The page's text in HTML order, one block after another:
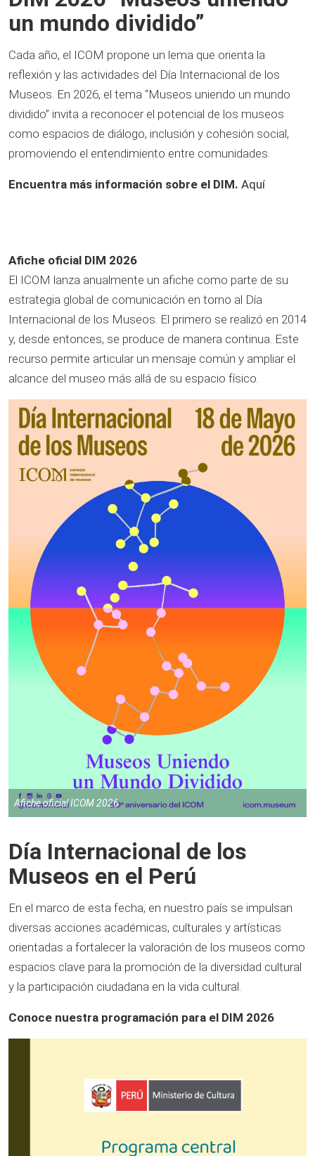
un mundo dividido”
Cada año, el ICOM propone un lema que orienta la
reflexión y las actividades del Día Internacional de los
Museos. En 2026, el tema “Museos uniendo un mundo
dividido” invita a reconocer el potencial de los museos
como espacios de diálogo, inclusión y cohesión social,
promoviendo el entendimiento entre comunidades.
Encuentra más información sobre el DIM. Aquí
Afiche oficial DIM 2026
El ICOM lanza anualmente un afiche como parte de su
estrategia global de comunicación en torno al Día
Internacional de los Museos. El primero se realizó en 2014
y, desde entonces, se produce de manera continua. Este
recurso permite articular un mensaje común y ampliar el
alcance del museo más allá de su espacio físico.
Afiche oficial ICOM 2026
Día Internacional de los
Museos en el Perú
En el marco de esta fecha, en nuestro país se impulsan
diversas acciones académicas, culturales y artísticas
orientadas a fortalecer la valoración de los museos como
espacios clave para la promoción de la diversidad cultural
y la participación ciudadana en la vida cultural.
Conoce nuestra programación para el DIM 2026